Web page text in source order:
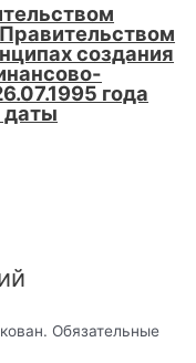
создания
года
даты
Обязательные